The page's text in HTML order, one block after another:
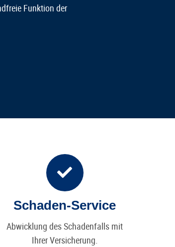
Funktion der
Schaden-Service
Abwicklung des Schadenfalls mit
Ihrer Versicherung.